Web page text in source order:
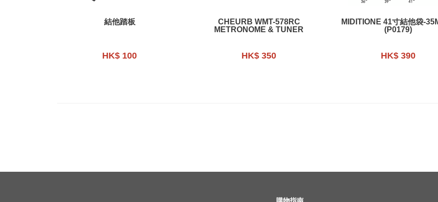
結他踏板
HK$ 100
CHEURB WMT-578RC
METRONOME & TUNER
HK$ 350
MIDITIONE 41寸結他袋-35MM厚
(P0179)
HK$ 390